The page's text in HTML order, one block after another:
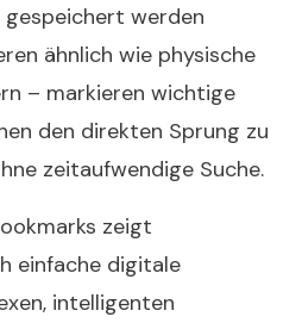
werden
ähnlich wie physische
– markieren wichtige
den direkten Sprung zu
zeitaufwendige Suche.
zeigt
einfache digitale
intelligenten